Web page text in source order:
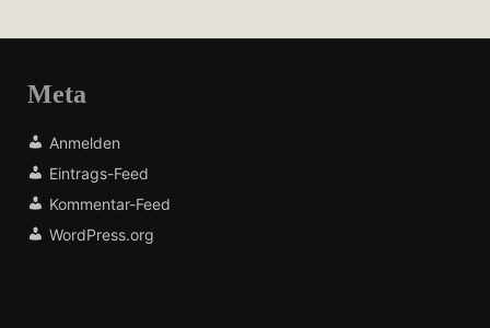
Meta
Anmelden
Eintrags-Feed
Kommentar-Feed
WordPress.org